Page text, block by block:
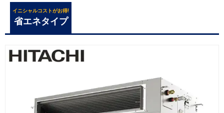
イニシャルコストがお得!
省エネタイプ